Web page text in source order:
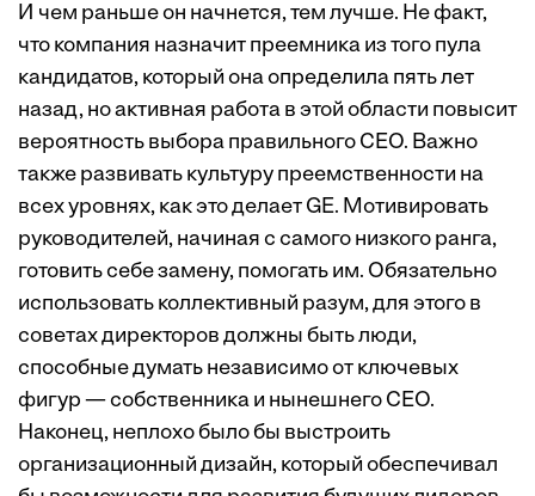
И чем раньше он начнется, тем лучше. Не факт,
что компания назначит преемника из того пула
кандидатов, который она определила пять лет
назад, но активная работа в этой области повысит
вероятность выбора правильного CEO. Важно
также развивать культуру преемственности на
всех уровнях, как это делает GE. Мотивировать
руководителей, начиная с самого низкого ранга,
готовить себе замену, помогать им. Обязательно
использовать коллективный разум, для этого в
советах директоров должны быть люди,
способные думать независимо от ключевых
фигур — собственника и нынешнего СЕО.
Наконец, неплохо было бы выстроить
организационный дизайн, который обеспечивал